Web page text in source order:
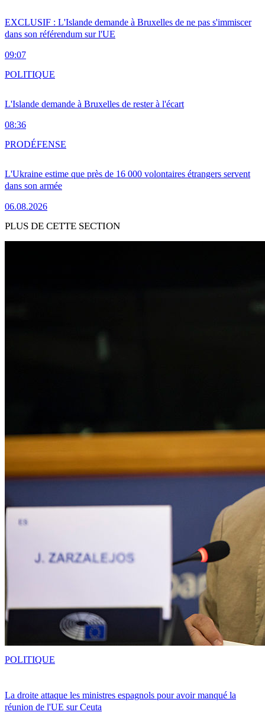
EXCLUSIF : L'Islande demande à Bruxelles de ne pas s'immiscer
dans son référendum sur l'UE
09:07
L'Islande demande à Bruxelles de rester à l'écart
08:36
POLITIQUE
L'Ukraine estime que près de 16 000 volontaires étrangers servent
dans son armée
06.08.2026
PRODÉFENSE
PLUS DE CETTE SECTION
La droite attaque les ministres espagnols pour avoir manqué la
réunion de l'UE sur Ceuta
POLITIQUE